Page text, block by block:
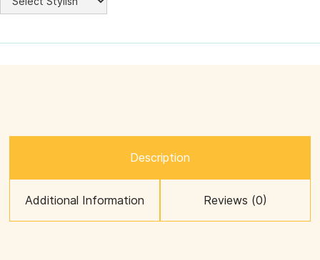
Description
Additional Information Reviews (0)